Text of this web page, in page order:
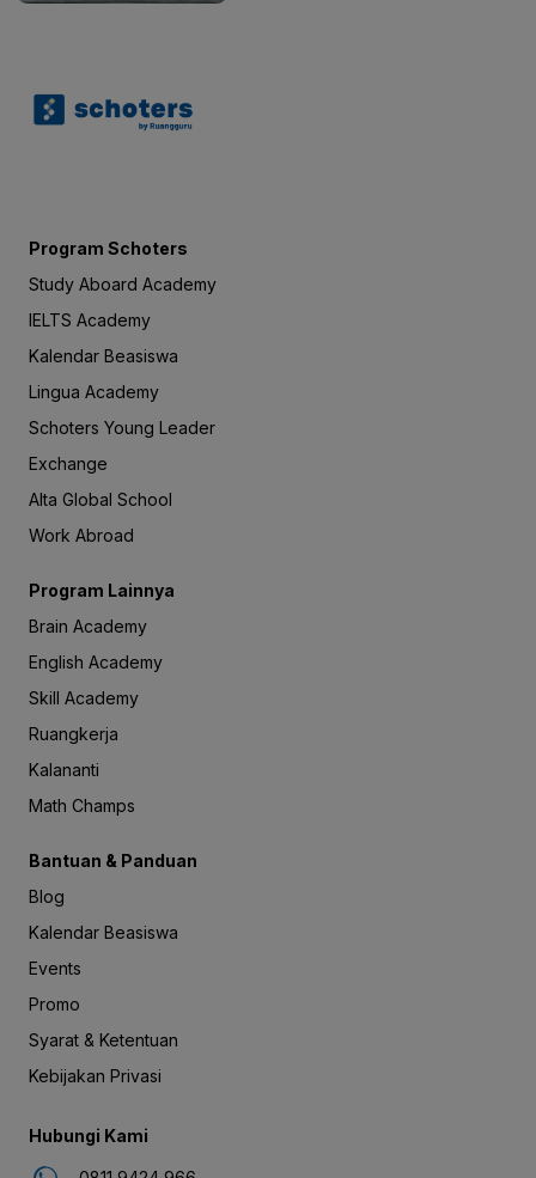
Program Schoters
Study Aboard Academy
IELTS Academy
Kalendar Beasiswa
Lingua Academy
Schoters Young Leader
Exchange
Alta Global School
Work Abroad
Program Lainnya
Brain Academy
English Academy
Skill Academy
Ruangkerja
Kalananti
Math Champs
Bantuan & Panduan
Blog
Kalendar Beasiswa
Events
Promo
Syarat & Ketentuan
Kebijakan Privasi
Hubungi Kami